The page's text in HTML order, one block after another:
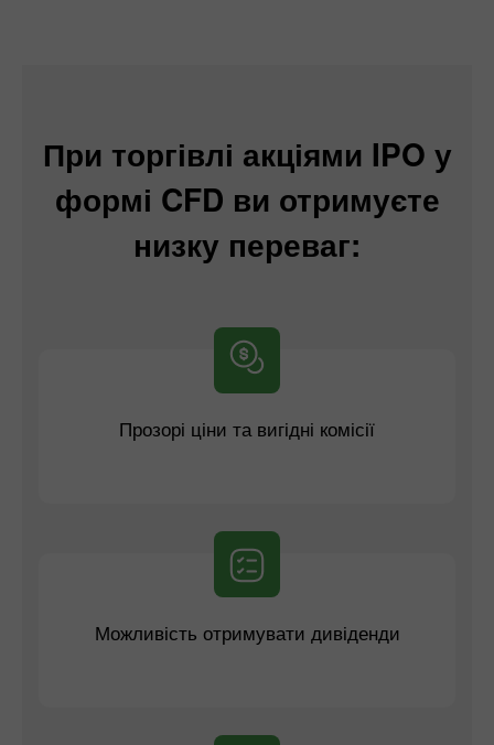
При торгівлі акціями IPO у
формі CFD ви отримуєте
низку переваг:
Прозорі ціни та вигідні комісії
Можливість отримувати дивіденди